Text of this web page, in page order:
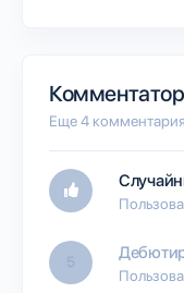
Комментатор
Еще 4
5